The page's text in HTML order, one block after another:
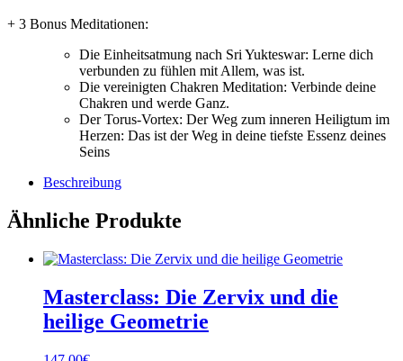
+ 3 Bonus Meditationen:
Die Einheitsatmung nach Sri Yukteswar: Lerne dich
verbunden zu fühlen mit Allem, was ist.
Die vereinigten Chakren Meditation: Verbinde deine
Chakren und werde Ganz.
Der Torus-Vortex: Der Weg zum inneren Heiligtum im
Herzen: Das ist der Weg in deine tiefste Essenz deines
Seins
Beschreibung
Ähnliche Produkte
Masterclass: Die Zervix und die
heilige Geometrie